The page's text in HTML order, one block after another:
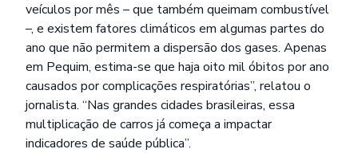
veículos por mês – que também queimam combustível
–, e existem fatores climáticos em algumas partes do
ano que não permitem a dispersão dos gases. Apenas
em Pequim, estima-se que haja oito mil óbitos por ano
causados por complicações respiratórias”, relatou o
jornalista. “Nas grandes cidades brasileiras, essa
multiplicação de carros já começa a impactar
indicadores de saúde pública”.